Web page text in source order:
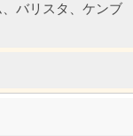
バリスタ、ケンブ